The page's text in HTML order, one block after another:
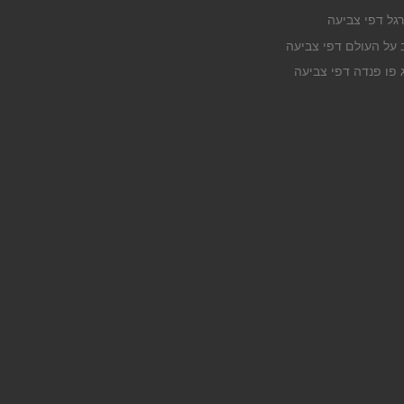
דפי צביעה
על העולם דפי צביעה
פו פנדה דפי צביעה